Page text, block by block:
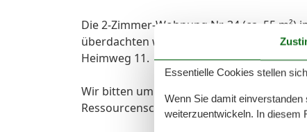
Die 2-Zimmer-Wohnung Nr. 34 (ca. 55
überdachten windgeschützten Balkon
Heimweg 11.
Wir bitten um Ihre Mithilfe beim
Ressourcenschutz.
Essentielle Cookies stellen
Wenn Sie damit
weiterzuentwickeln. In diesem